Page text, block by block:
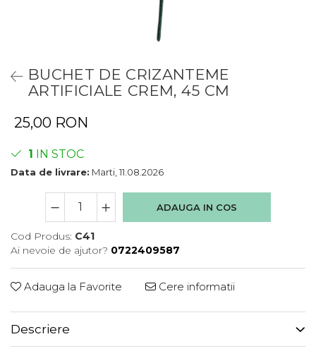
BUCHET DE CRIZANTEME
ARTIFICIALE CREM, 45 CM
25,00 RON
1 IN STOC
Data de livrare: Marti, 11.08.2026
ADAUGA IN COS
Cod Produs: C41
Ai nevoie de ajutor? 0722409587
Adauga la Favorite Cere informatii
Descriere